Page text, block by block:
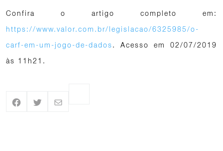
Confira o artigo completo em:
https://www.valor.com.br/legislacao/6325985/o-
carf-em-um-jogo-de-dados. Acesso em 02/07/2019
às 11h21.